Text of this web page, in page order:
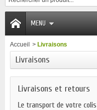
MENU
Accueil > Livraisons
Livraisons
Livraisons et retours
Le transport de votre colis